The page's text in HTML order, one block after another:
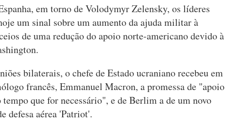
em torno de Volodymyr Zelensky, os líderes
um sinal sobre um aumento da ajuda militar à
de uma redução do apoio norte-americano devido à
bilaterais, o chefe de Estado ucraniano recebeu em
francês, Emmanuel Macron, a promessa de "apoio
que for necessário", e de Berlim a de um novo
defesa aérea 'Patriot'.